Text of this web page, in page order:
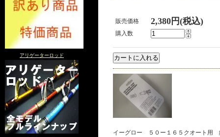
アリゲーターロッド
販売価格 2,380円(税込)
購入数
イーグロー ５０ー１６５クオート用